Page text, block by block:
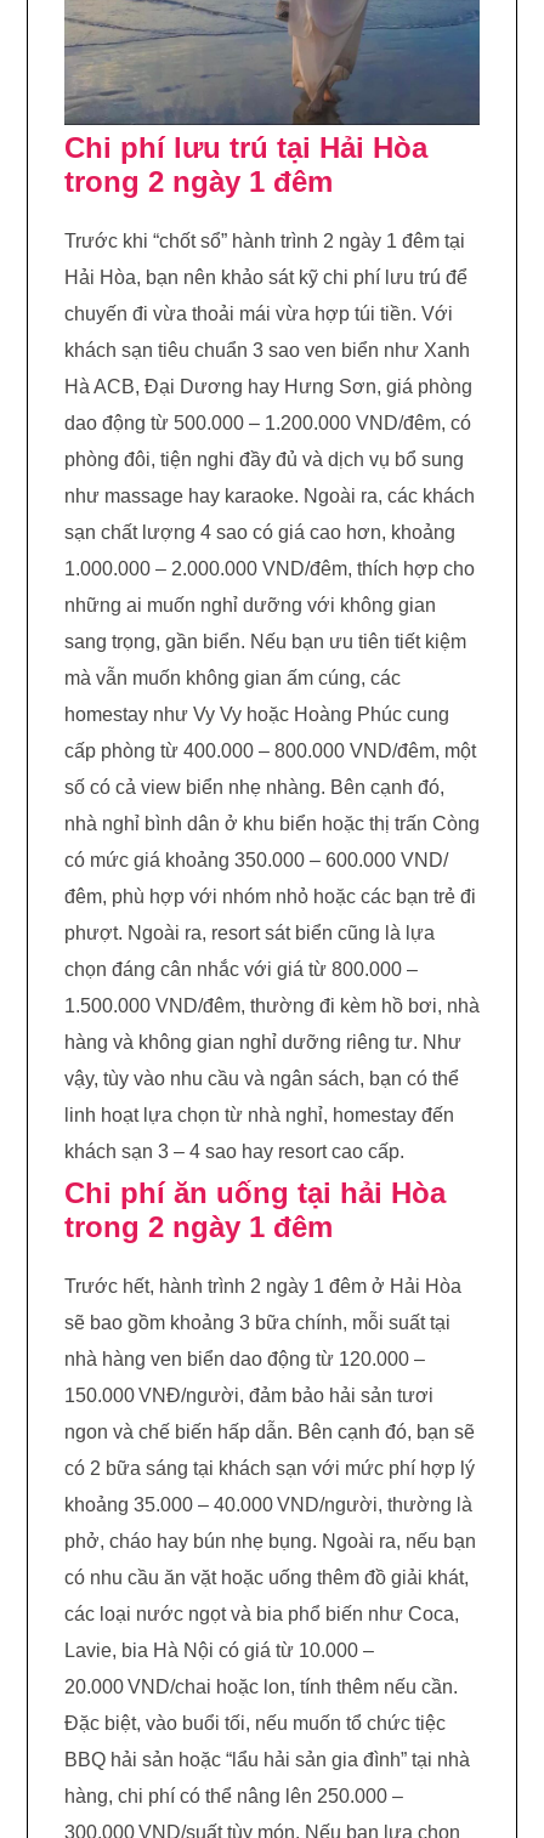
Chi phí lưu trú tại Hải Hòa
trong 2 ngày 1 đêm
Trước khi “chốt sổ” hành trình 2 ngày 1 đêm tại
Hải Hòa, bạn nên khảo sát kỹ chi phí lưu trú để
chuyến đi vừa thoải mái vừa hợp túi tiền. Với
khách sạn tiêu chuẩn 3 sao ven biển như Xanh
Hà ACB, Đại Dương hay Hưng Sơn, giá phòng
dao động từ 500.000 – 1.200.000 VND/đêm, có
phòng đôi, tiện nghi đầy đủ và dịch vụ bổ sung
như massage hay karaoke. Ngoài ra, các khách
sạn chất lượng 4 sao có giá cao hơn, khoảng
1.000.000 – 2.000.000 VND/đêm, thích hợp cho
những ai muốn nghỉ dưỡng với không gian
sang trọng, gần biển. Nếu bạn ưu tiên tiết kiệm
mà vẫn muốn không gian ấm cúng, các
homestay như Vy Vy hoặc Hoàng Phúc cung
cấp phòng từ 400.000 – 800.000 VND/đêm, một
số có cả view biển nhẹ nhàng. Bên cạnh đó,
nhà nghỉ bình dân ở khu biển hoặc thị trấn Còng
có mức giá khoảng 350.000 – 600.000 VND/
đêm, phù hợp với nhóm nhỏ hoặc các bạn trẻ đi
phượt. Ngoài ra, resort sát biển cũng là lựa
chọn đáng cân nhắc với giá từ 800.000 –
1.500.000 VND/đêm, thường đi kèm hồ bơi, nhà
hàng và không gian nghỉ dưỡng riêng tư. Như
vậy, tùy vào nhu cầu và ngân sách, bạn có thể
linh hoạt lựa chọn từ nhà nghỉ, homestay đến
khách sạn 3 – 4 sao hay resort cao cấp.
Chi phí ăn uống tại hải Hòa
trong 2 ngày 1 đêm
Trước hết, hành trình 2 ngày 1 đêm ở Hải Hòa
sẽ bao gồm khoảng 3 bữa chính, mỗi suất tại
nhà hàng ven biển dao động từ 120.000 –
150.000 VNĐ/người, đảm bảo hải sản tươi
ngon và chế biến hấp dẫn. Bên cạnh đó, bạn sẽ
có 2 bữa sáng tại khách sạn với mức phí hợp lý
khoảng 35.000 – 40.000 VND/người, thường là
phở, cháo hay bún nhẹ bụng. Ngoài ra, nếu bạn
có nhu cầu ăn vặt hoặc uống thêm đồ giải khát,
các loại nước ngọt và bia phổ biến như Coca,
Lavie, bia Hà Nội có giá từ 10.000 –
20.000 VND/chai hoặc lon, tính thêm nếu cần.
Đặc biệt, vào buổi tối, nếu muốn tổ chức tiệc
BBQ hải sản hoặc “lẩu hải sản gia đình” tại nhà
hàng, chi phí có thể nâng lên 250.000 –
300.000 VND/suất tùy món. Nếu bạn lựa chọn